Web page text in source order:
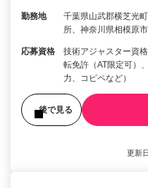
勤務地
千葉県山武郡横芝光
所、神奈川県相模原
応募資格
技術アジャスター資
転免許（AT限定可）
力、コピペなど）
後で見る
更新